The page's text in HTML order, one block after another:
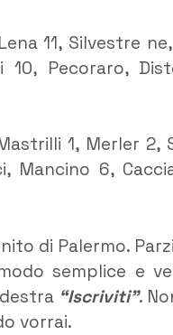
11, Silvestre
10, Pecoraro,
1, Merler 2,
Mancino 6,
di Palermo.
semplice e
“Iscriviti”.
vorrai.